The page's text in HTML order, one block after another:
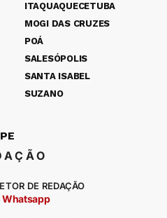
ITAQUAQUECETUBA
MOGI DAS CRUZES
POÁ
SALESÓPOLIS
SANTA ISABEL
SUZANO
DE REDAÇÃO
Whatsapp